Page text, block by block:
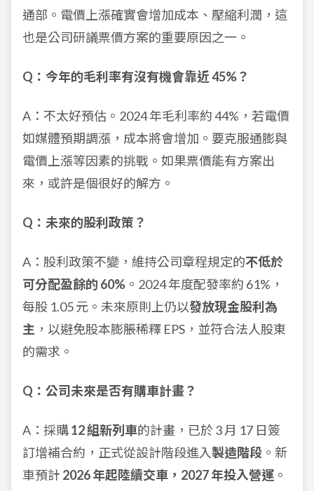
通部。電價上漲確實會增加成本、壓縮利潤，這
也是公司研議票價方案的重要原因之一。
Q：今年的毛利率有沒有機會靠近 45%？
A：不太好預估。2024 年毛利率約 44%，若電價
如媒體預期調漲，成本將會增加。要克服通膨與
電價上漲等因素的挑戰。如果票價能有方案出
來，或許是個很好的解方。
Q：未來的股利政策？
A：股利政策不變，維持公司章程規定的不低於
可分配盈餘的 60% 。2024 年度配發率約 61%，
每股 1.05 元。未來原則上仍以發放現金股利為
主 ，以避免股本膨脹稀釋 EPS，並符合法人股東
的需求。
Q：公司未來是否有購車計畫？
A：採購12 組新列車的計畫，已於 3 月 17 日簽
訂增補合約，正式從設計階段進入製造階段 。新
車預計 2026 年起陸續交車，2027 年投入營運 。